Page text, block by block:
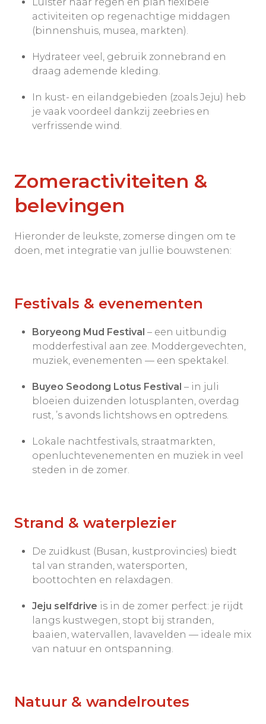
activiteiten op regenachtige middagen
(binnenshuis, musea, markten).
Hydrateer veel, gebruik zonnebrand en
draag ademende kleding.
In kust- en eilandgebieden (zoals Jeju) heb
je vaak voordeel dankzij zeebries en
verfrissende wind.
Zomeractiviteiten &
belevingen
Hieronder de leukste, zomerse dingen om te
doen, met integratie van jullie bouwstenen:
Festivals & evenementen
Boryeong Mud Festival – een uitbundig
modderfestival aan zee. Moddergevechten,
muziek, evenementen — een spektakel.
Buyeo Seodong Lotus Festival – in juli
bloeien duizenden lotusplanten, overdag
rust, ’s avonds lichtshows en optredens.
Lokale nachtfestivals, straatmarkten,
openluchtevenementen en muziek in veel
steden in de zomer.
Strand & waterplezier
De zuidkust (Busan, kustprovincies) biedt
tal van stranden, watersporten,
boottochten en relaxdagen.
Jeju selfdrive is in de zomer perfect: je rijdt
langs kustwegen, stopt bij stranden,
baaien, watervallen, lavavelden — ideale mix
van natuur en ontspanning.
Natuur & wandelroutes